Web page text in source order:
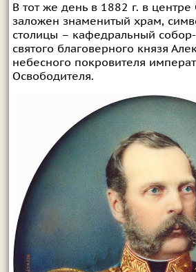
В тот же день в 1882 г. в
заложен знаменитый храм,
столицы – кафедральный
святого благоверного князя
небесного покровителя
Освободителя.